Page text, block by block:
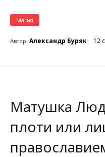
Магия
Автор: Александр Буряк 12
Матушка
плоти или